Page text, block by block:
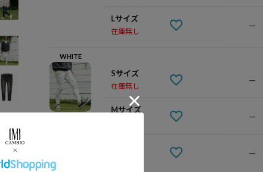
Lサイズ
在庫無し
—
WHITE
Sサイズ
在庫無し
—
Mサイズ
—
—